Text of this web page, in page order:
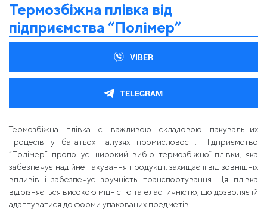
Термозбіжна плівка від
підприємства “Полімер”
VIBER
TELEGRAM
Термозбіжна плівка є важливою складовою пакувальних
процесів у багатьох галузях промисловості. Підприємство
“Полімер” пропонує широкий вибір термозбіжної плівки, яка
забезпечує надійне пакування продукції, захищає її від зовнішніх
впливів і забезпечує зручність транспортування. Ця плівка
відрізняється високою міцністю та еластичністю, що дозволяє їй
адаптуватися до форми упакованих предметів.